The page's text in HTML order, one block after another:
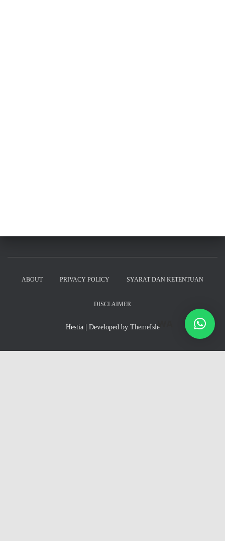
ABOUT PRIVACY POLICY SYARAT DAN KETENTUAN
DISCLAIMER
Hestia | Developed by ThemeIsleWA